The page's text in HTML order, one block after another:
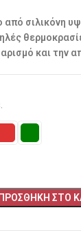
σιλικόνη
και την
ΠΡΟΣΘΉΚΗ ΣΤΟ